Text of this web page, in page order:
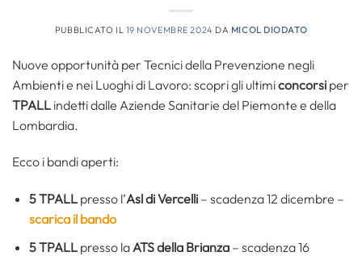
PUBBLICATO IL 19 NOVEMBRE 2024 DA MICOL DIODATO
Nuove opportunità per Tecnici della Prevenzione negli
Ambienti e nei Luoghi di Lavoro: scopri gli ultimiconcorsi per
TPALL indetti dalle Aziende Sanitarie del Piemonte e della
Lombardia.
Ecco i bandi aperti:
5TPALLpresso l’Asl di Vercelli– scadenza 12 dicembre –
scarica il bando
5 TPALLpresso la ATS della Brianza– scadenza 16